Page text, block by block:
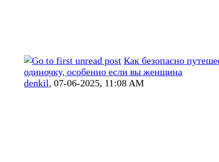
Как безопасно
одиночку, особенно если вы женщина
denkil, 07-06-2025, 11:08 AM